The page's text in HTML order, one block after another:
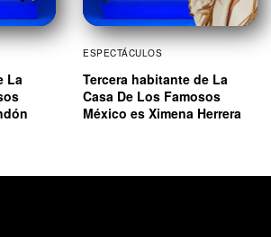
La
ESPECTÁCULOS
Tercera habitante de La
Casa De Los Famosos
México es Ximena Herrera